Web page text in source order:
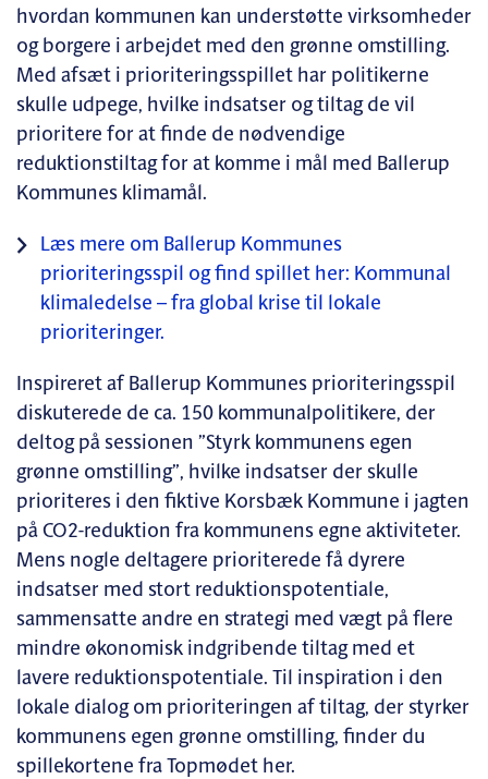
hvordan kommunen kan understøtte virksomheder
og borgere i arbejdet med den grønne omstilling.
Med afsæt i prioriteringsspillet har politikerne
skulle udpege, hvilke indsatser og tiltag de vil
prioritere for at finde de nødvendige
reduktionstiltag for at komme i mål med Ballerup
Kommunes klimamål.
Læs mere om Ballerup Kommunes
prioriteringsspil og find spillet her: Kommunal
klimaledelse – fra global krise til lokale
prioriteringer.
Inspireret af Ballerup Kommunes prioriteringsspil
diskuterede de ca. 150 kommunalpolitikere, der
deltog på sessionen ”Styrk kommunens egen
grønne omstilling”, hvilke indsatser der skulle
prioriteres i den fiktive Korsbæk Kommune i jagten
på CO2-reduktion fra kommunens egne aktiviteter.
Mens nogle deltagere prioriterede få dyrere
indsatser med stort reduktionspotentiale,
sammensatte andre en strategi med vægt på flere
mindre økonomisk indgribende tiltag med et
lavere reduktionspotentiale. Til inspiration i den
lokale dialog om prioriteringen af tiltag, der styrker
kommunens egen grønne omstilling, finder du
spillekortene fra Topmødet her.